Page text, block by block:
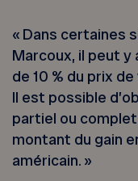
« Dans certaines
Marcoux, il peut y
de 10 % du prix
Il est possible
partiel ou
montant du gain
américain. »